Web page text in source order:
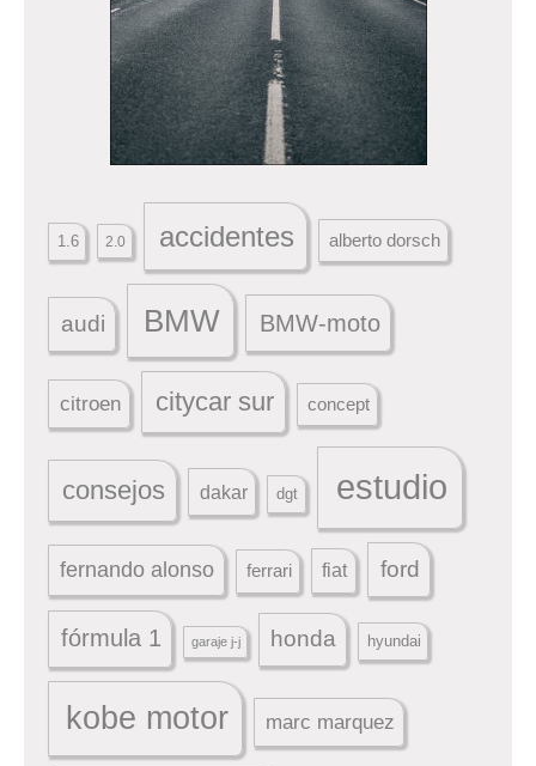
1.6 2.0 accidentes alberto dorsch
audi BMW BMW-moto
citroen citycar sur concept
consejos dakar dgt estudio
fernando alonso ferrari fiat ford
fórmula 1 garaje j-j honda hyundai
kobe motor marc marquez